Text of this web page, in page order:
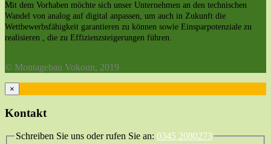
Mit dem Vorhaben möchte sich unser Unternehmen an den technischen
Wandel von analog auf digital anpassen, um auch in Zukunft die
Wettbewerbsfähigkeit garantieren zu können sowie Einsparpotenziale zu
realisieren , die zu Effizienzsteigerungen führen.
© Montagebau Vokoun, 2019
×
Kontakt
Schreiben Sie uns oder rufen Sie an: 0345 2080273